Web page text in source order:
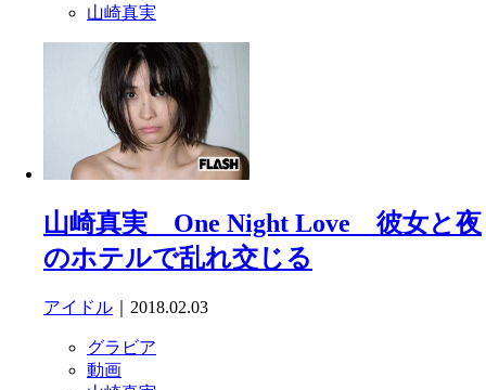
山崎真実
山崎真実 One Night Love 彼女と夜
のホテルで乱れ交じる
アイドル ｜2018.02.03
グラビア
動画